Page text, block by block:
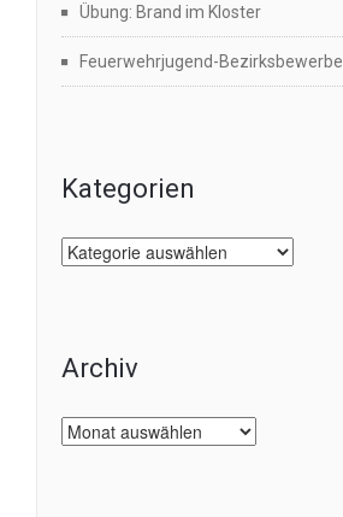
Übung: Brand im Kloster
Feuerwehrjugend-Bezirksbewerbe
Kategorien
Kategorien
Archiv
Archiv